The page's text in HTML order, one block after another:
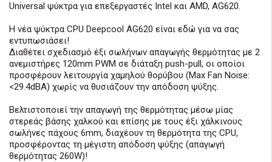
Universal ψύκτρα για επεξεργαστές Intel και AMD, AG620.
Η νέα ψύκτρα CPU Deepcool AG620 είναι εδώ για να σας
εντυπωσιάσει!
Διαθέτει σχεδιασμό έξι σωλήνων απαγωγής θερμότητας με 2
ανεμιστήρες 120mm PWM σε διάταξη push-pull, οι οποίοι
προσφέρουν λειτουργία χαμηλού θορύβου (Max Fan Noise:
<29.4dBA) χωρίς να θυσιάζουν την απόδοση ψύξης.
Βελτιστοποιεί την απαγωγή της θερμότητας μέσω μίας
στερεάς βάσης χαλκού και επίσης με τους έξι χάλκινους
σωλήνες πάχους 6mm, διαχέουν τη θερμότητα της CPU,
προσφέροντας τη μέγιστη απόδοση ψύξης (απαγωγή
θερμότητας 260W)!